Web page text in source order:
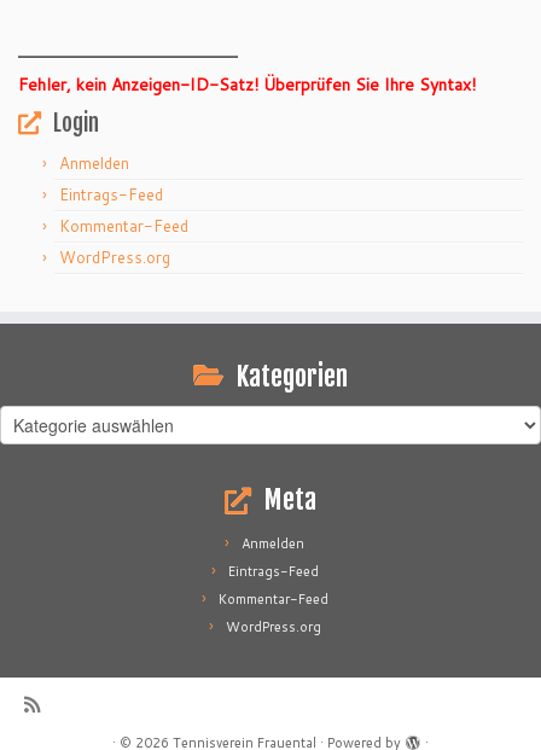
Fehler, kein Anzeigen-ID-Satz! Überprüfen Sie Ihre Syntax!
Login
Anmelden
Eintrags-Feed
Kommentar-Feed
WordPress.org
Kategorien
Kategorien
Meta
Anmelden
Eintrags-Feed
Kommentar-Feed
WordPress.org
· © 2026 Tennisverein Frauental · Powered by ·